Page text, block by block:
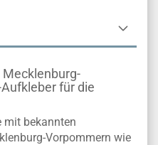
für die
mit bekannten
Vorpommern wie